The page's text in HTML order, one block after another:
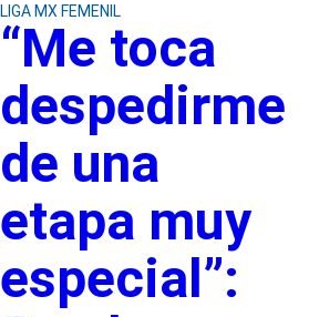
LIGA MX FEMENIL
“Me toca
despedirme
de una
etapa muy
especial”: